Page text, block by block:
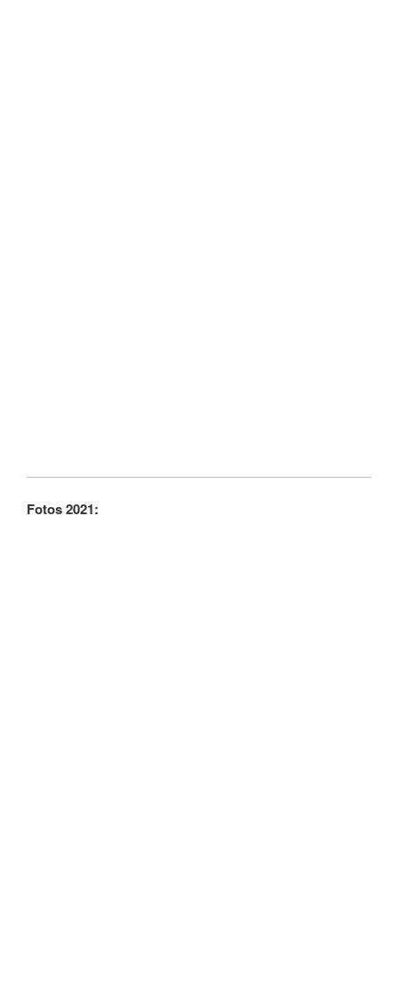
Fotos 2021: